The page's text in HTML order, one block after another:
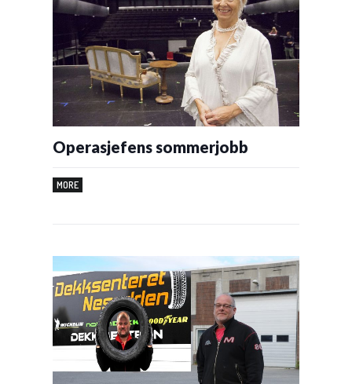
Operasjefens sommerjobb
MORE